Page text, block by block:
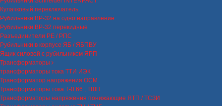
Кулачковый переключатель
Рубильники ВР-32 на одно направление
Рубильники ВР-32 перекидные
Разъединители РЕ / РПС
Рубильники в корпусе ЯБ / ЯБПВУ
Ящик силовой с рубильником ЯРП
Трансформаторы
трансформаторы тока ТТИ ИЭК
Трансформатор напряжения ОСМ
Трансформаторы тока Т-0.66 , ТШП
Трансформаторы напряжения понижающие ЯТП / ТСЗИ